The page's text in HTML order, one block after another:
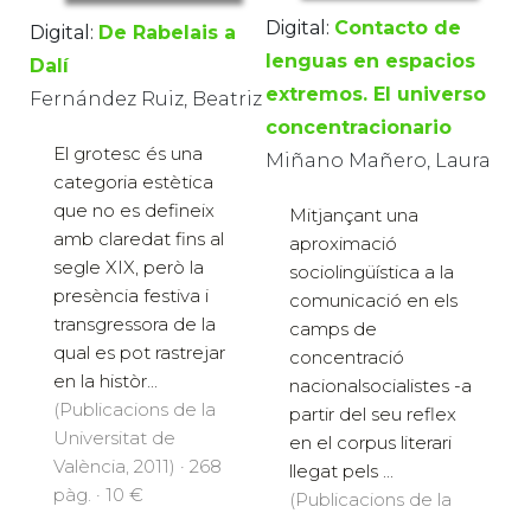
Digital: De Rabelais a
Dalí
Fernández Ruiz, Beatriz
El grotesc és una
categoria estètica
que no es defineix
amb claredat fins al
segle XIX, però la
presència festiva i
transgressora de la
qual es pot rastrejar
en la històr...
(Publicacions de la
Universitat de
València, 2011) · 268
pàg. · 10 €
Digital: Contacto de
lenguas en espacios
extremos. El universo
concentracionario
Miñano Mañero, Laura
Mitjançant una
aproximació
sociolingüística a la
comunicació en els
camps de
concentració
nacionalsocialistes -a
partir del seu reflex
en el corpus literari
llegat pels ...
(Publicacions de la